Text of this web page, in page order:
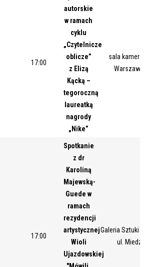
17:00
autorskie
w ramach
cyklu
„Czytelnicze
oblicze”
z Elizą
Kącką –
tegoroczną
laureatką
nagrody
„Nike”
sala
17:00
Spotkanie
z dr
Karoliną
Majewską-
Guede w
ramach
rezydencji
artystycznej
Wioli
Ujazdowskiej
Galeria Sztuki
ul.